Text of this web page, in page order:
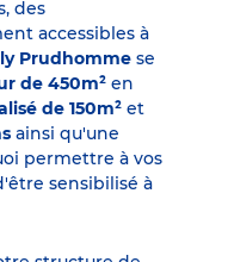
des
accessibles à
Prudhomme se
de 450m² en
de 150m² et
ainsi qu'une
permettre à vos
sensibilisé à